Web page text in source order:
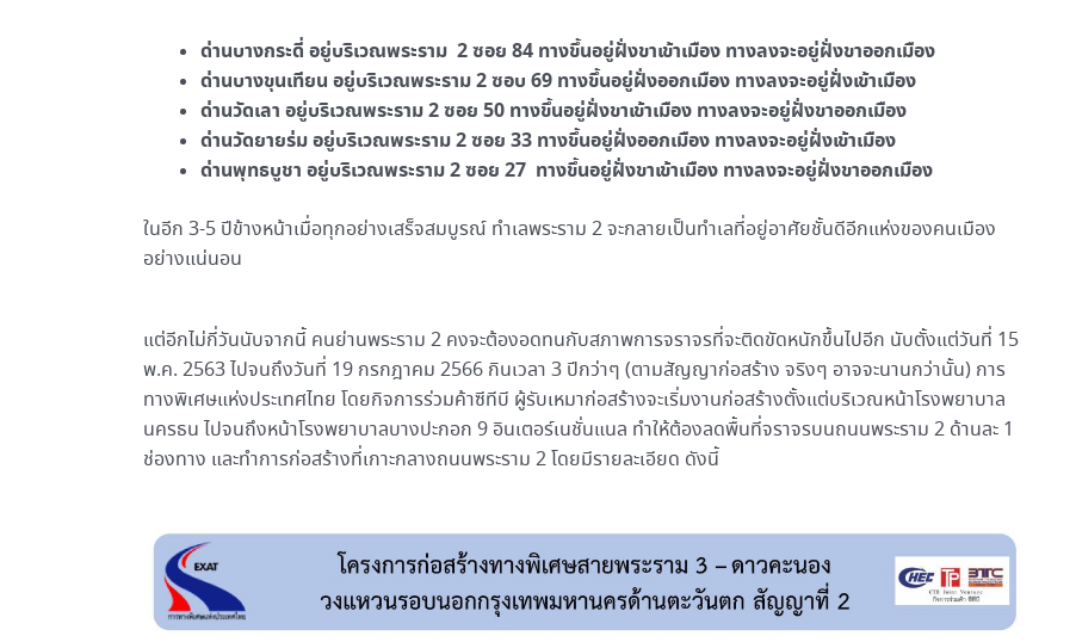
ด่านบางกระดี่ อยู่บริเวณพระราม 2 ซอย 84 ทางขึ้นอยู่ฝั่งขาเข้าเมือง ทางลงจะอยู่ฝั่งขาออกเมือง
ด่านบางขุนเทียน อยู่บริเวณพระราม 2 ซอบ 69 ทางขึ้นอยู่ฝั่งออกเมือง ทางลงจะอยู่ฝั่งเข้าเมือง
ด่านวัดเลา อยู่บริเวณพระราม 2 ซอย 50 ทางขึ้นอยู่ฝั่งขาเข้าเมือง ทางลงจะอยู่ฝั่งขาออกเมือง
ด่านวัดยายร่ม อยู่บริเวณพระราม 2 ซอย 33 ทางขึ้นอยู่ฝั่งออกเมือง ทางลงจะอยู่ฝั่งเข้าเมือง
ด่านพุทธบูชา อยู่บริเวณพระราม 2 ซอย 27 ทางขึ้นอยู่ฝั่งขาเข้าเมือง ทางลงจะอยู่ฝั่งขาออกเมือง
ในอีก 3-5 ปีข้างหน้าเมื่อทุกอย่างเสร็จสมบูรณ์ ทำเลพระราม 2 จะกลายเป็นทำเลที่อยู่อาศัยชั้นดีอีกแห่งของคนเมือง
อย่างแน่นอน
แต่อีกไม่กี่วันนับจากนี้ คนย่านพระราม 2 คงจะต้องอดทนกับสภาพการจราจรที่จะติดขัดหนักขึ้นไปอีก นับตั้งแต่วันที่ 15
พ.ค. 2563 ไปจนถึงวันที่ 19 กรกฎาคม 2566 กินเวลา 3 ปีกว่าๆ (ตามสัญญาก่อสร้าง จริงๆ อาจจะนานกว่านั้น) การ
ทางพิเศษแห่งประเทศไทย โดยกิจการร่วมค้าซีทีบี ผู้รับเหมาก่อสร้างจะเริ่มงานก่อสร้างตั้งแต่บริเวณหน้าโรงพยาบาล
นครธน ไปจนถึงหน้าโรงพยาบาลบางปะกอก 9 อินเตอร์เนชั่นแนล ทำให้ต้องลดพื้นที่จราจรบนถนนพระราม 2 ด้านละ 1
ช่องทาง และทำการก่อสร้างที่เกาะกลางถนนพระราม 2 โดยมีรายละเอียด ดังนี้